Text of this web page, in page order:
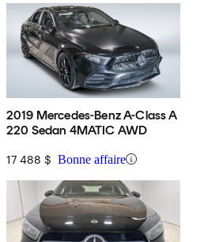
2019 Mercedes-Benz A-Class A
220 Sedan 4MATIC AWD
17 488 $ Bonne affaire